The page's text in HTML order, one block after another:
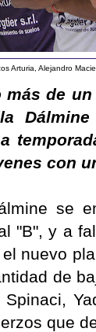
Arturia, Alejandro
más de
con
se
"B", y a
nuevo
de
Spinaci,
que